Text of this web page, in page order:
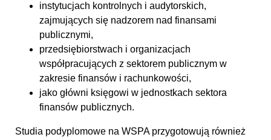
instytucjach kontrolnych i audytorskich,
zajmujących się nadzorem nad finansami
publicznymi,
przedsiębiorstwach i organizacjach
współpracujących z sektorem publicznym w
zakresie finansów i rachunkowości,
jako główni księgowi w jednostkach sektora
finansów publicznych.
Studia podyplomowe na WSPA przygotowują również